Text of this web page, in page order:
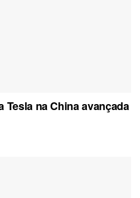
Tesla na China avançada